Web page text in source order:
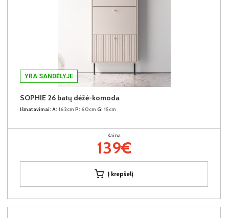
YRA SANDĖLYJE
SOPHIE 26 batų dėžė-komoda
Išmatavimai: A: 162cm P: 60cm G: 15cm
Kaina:
139€
Į krepšelį